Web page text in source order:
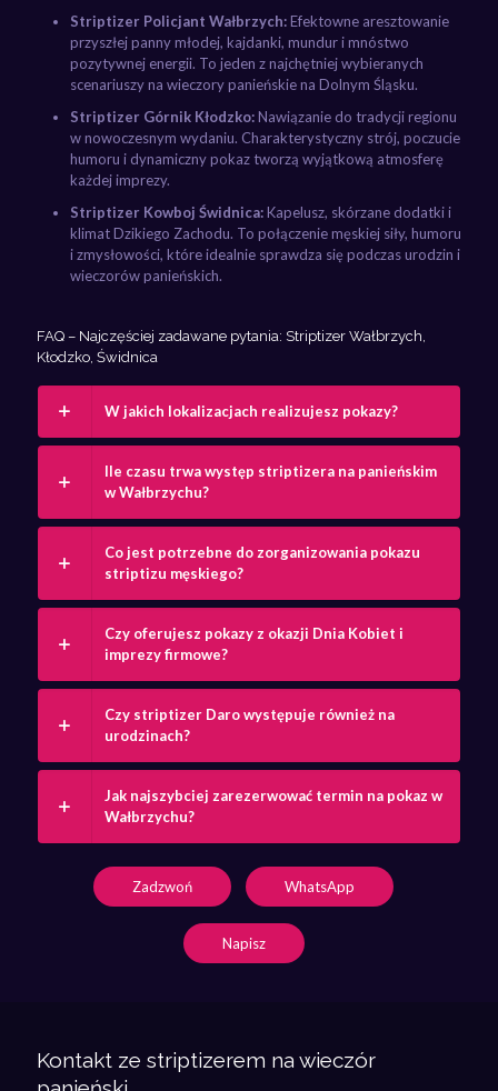
Striptizer Policjant Wałbrzych:Efektowne aresztowanie
przyszłej panny młodej, kajdanki, mundur i mnóstwo
pozytywnej energii. To jeden z najchętniej wybieranych
scenariuszy na wieczory panieńskie na Dolnym Śląsku.
Striptizer Górnik Kłodzko:Nawiązanie do tradycji regionu
w nowoczesnym wydaniu. Charakterystyczny strój, poczucie
humoru i dynamiczny pokaz tworzą wyjątkową atmosferę
każdej imprezy.
Striptizer Kowboj Świdnica:Kapelusz, skórzane dodatki i
klimat Dzikiego Zachodu. To połączenie męskiej siły, humoru
i zmysłowości, które idealnie sprawdza się podczas urodzin i
wieczorów panieńskich.
FAQ – Najczęściej zadawane pytania: Striptizer Wałbrzych,
Kłodzko, Świdnica
W jakich lokalizacjach realizujesz pokazy?
Ile czasu trwa występ striptizera na panieńskim
w Wałbrzychu?
Co jest potrzebne do zorganizowania pokazu
striptizu męskiego?
Czy oferujesz pokazy z okazji Dnia Kobiet i
imprezy firmowe?
Czy striptizer Daro występuje również na
urodzinach?
Jak najszybciej zarezerwować termin na pokaz w
Wałbrzychu?
Zadzwoń WhatsApp
Napisz
Kontakt ze striptizerem na wieczór